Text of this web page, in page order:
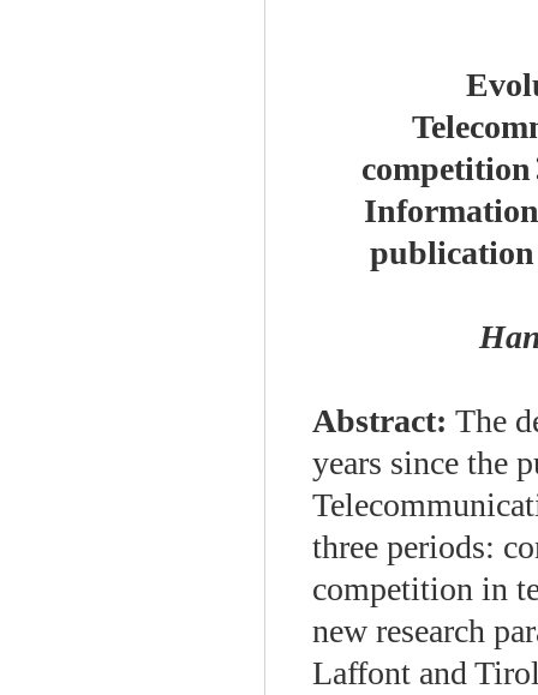
publication
Abstract: The
years since the
three periods:
competition in
new research
Laffont and